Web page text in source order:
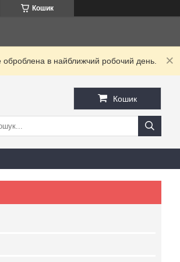
Кошик
оброблена в найближчий робочий день.
Кошик